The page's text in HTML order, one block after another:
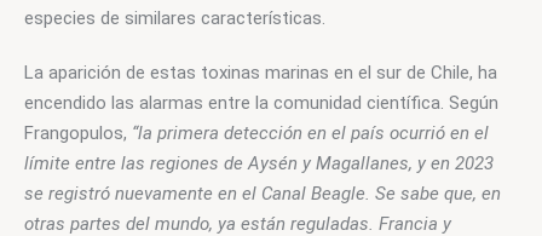
especies de similares características.
La aparición de estas toxinas marinas en el sur de Chile, ha
encendido las alarmas entre la comunidad científica. Según
Frangopulos, “la primera detección en el país ocurrió en el
límite entre las regiones de Aysén y Magallanes, y en 2023
se registró nuevamente en el Canal Beagle. Se sabe que, en
otras partes del mundo, ya están reguladas. Francia y